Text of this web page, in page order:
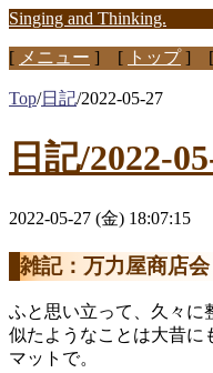
Singing and Thinking.
[ メニュー ] [ トップ] [
Top/日記/2022-05-27
日記/2022-
2022-05-27 (金) 18:07:15
雑記：万力屋商店
ふと思い立って、久々に
似たようなことは大昔に
マットで。